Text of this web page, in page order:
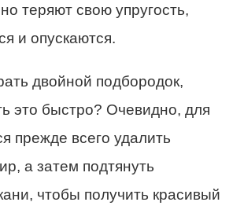
теряют свою упругость,
и опускаются.
двойной подбородок,
это быстро? Очевидно, для
прежде всего удалить
а затем подтянуть
чтобы получить красивый